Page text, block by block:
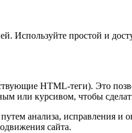
Используйте простой и
HTML-теги). Это
или курсивом, чтобы
анализа, исправления
сайта.